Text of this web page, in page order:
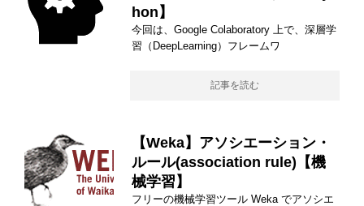
hon】
今回は、Google Colaboratory 上で、深層学
習（DeepLearning）フレームワ
記事を読む
【Weka】アソシエーション・
ルール(association rule)【機
械学習】
フリーの機械学習ツール Weka でアソシエ